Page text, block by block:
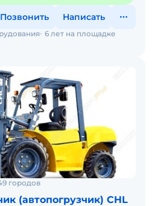
Позвонить Написать
6 лет на площадке
городов
(автопогрузчик) CHL